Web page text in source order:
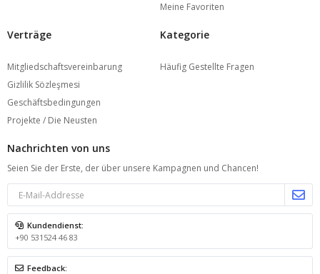
Meine Favoriten
Verträge
Mitgliedschaftsvereinbarung
Gizlilik Sözleşmesi
Geschäftsbedingungen
Projekte / Die Neusten
Kategorie
Häufig Gestellte Fragen
Nachrichten von uns
Seien Sie der Erste, der über unsere Kampagnen und Chancen!
Kundendienst:
+90 531524 46 83
Feedback: